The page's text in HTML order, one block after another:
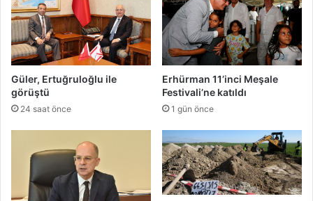
Güler, Ertuğruloğlu ile
görüştü
24 saat önce
Erhürman 11’inci Meşale
Festivali’ne katıldı
1 gün önce